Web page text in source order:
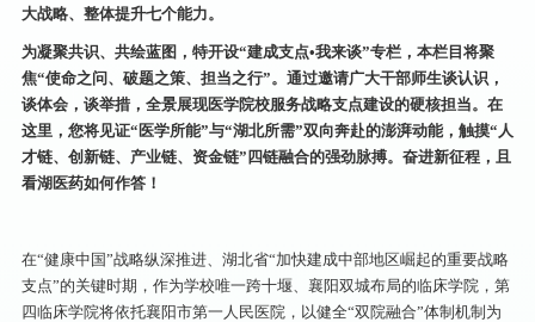
大战略、整体提升七个能力。
为凝聚共识、共绘蓝图，特开设“建成支点•我来谈”专栏，本栏目将聚
焦“使命之问、破题之策、担当之行”。通过邀请广大干部师生谈认识，
谈体会，谈举措，全景展现医学院校服务战略支点建设的硬核担当。在
这里，您将见证“医学所能”与“湖北所需”双向奔赴的澎湃动能，触摸“人
才链、创新链、产业链、资金链”四链融合的强劲脉搏。奋进新征程，且
看湖医药如何作答！
在“健康中国”战略纵深推进、湖北省“加快建成中部地区崛起的重要战略
支点”的关键时期，作为学校唯一跨十堰、襄阳双城布局的临床学院，第
四临床学院将依托襄阳市第一人民医院，以健全“双院融合”体制机制为